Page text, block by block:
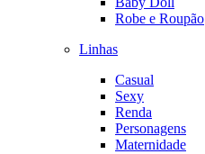
Robe e Roupão
Linhas
Casual
Sexy
Renda
Personagens
Maternidade